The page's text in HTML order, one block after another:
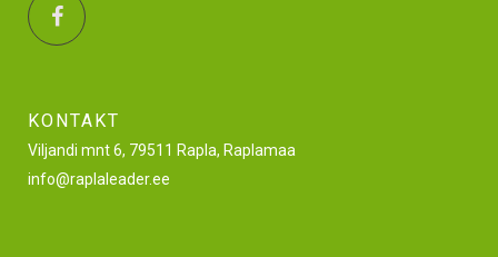
KONTAKT
Viljandi mnt 6, 79511 Rapla, Raplamaa
info@raplaleader.ee